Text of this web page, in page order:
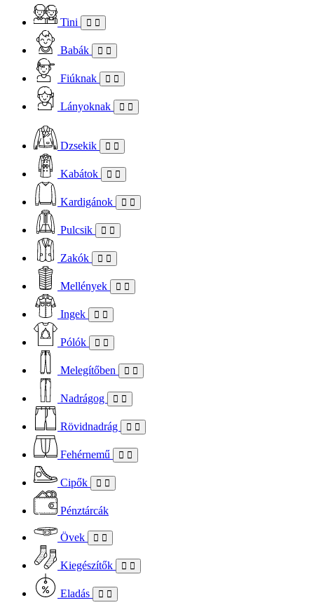
Tini
Babák
Fiúknak
Lányoknak
Dzsekik
Kabátok
Kardigánok
Pulcsik
Zakók
Mellények
Ingek
Pólók
Melegítőben
Nadrágog
Rövidnadrág
Fehérnemű
Cipők
Pénztárcák
Övek
Kiegészítők
Eladás